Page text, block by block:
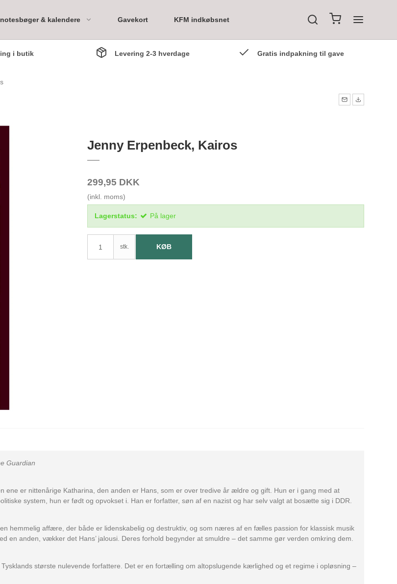
Bookpack 6 måneder
& kalendere Gavekort KFM indkøbsnet
i butik Levering 2-3 hverdage Gratis indpakning til gave
Jenny Erpenbeck, Kairos
299,95 DKK
(inkl. moms)
Lagerstatus: På lager
stk. KØB
Guardian
er nittenårige Katharina, den anden er Hans, som er over tredive år ældre og gift. Hun er i gang med at
system, hun er født og opvokset i. Han er forfatter, søn af en nazist og har selv valgt at bosætte sig i DDR.
hemmelig affære, der både er lidenskabelig og destruktiv, og som næres af en fælles passion for klassisk musik
en anden, vækker det Hans’ jalousi. Deres forhold begynder at smuldre – det samme gør verden omkring dem.
største nulevende forfattere. Det er en fortælling om altopslugende kærlighed og et regime i opløsning –